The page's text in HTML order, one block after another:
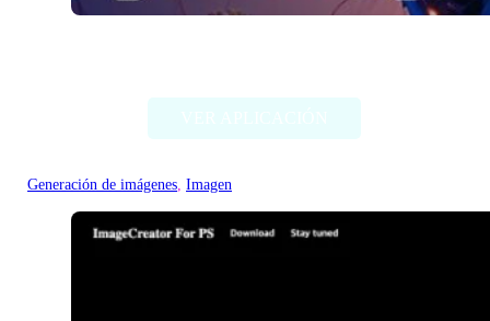
Generación de imágenes, Imagen